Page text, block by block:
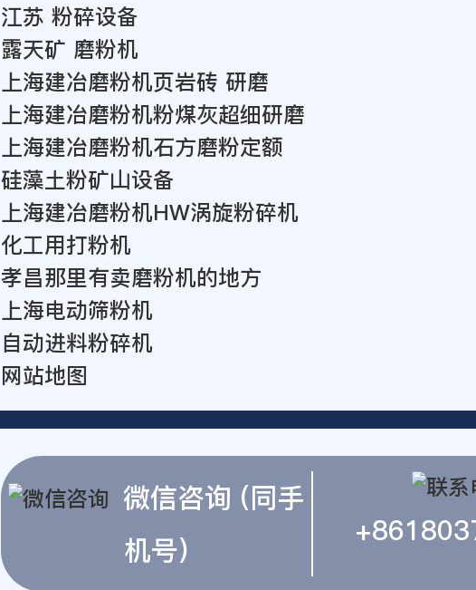
江苏 粉碎设备
露天矿 磨粉机
上海建冶磨粉机页岩砖 研磨
上海建冶磨粉机粉煤灰超细研磨
上海建冶磨粉机石方磨粉定额
硅藻土粉矿山设备
上海建冶磨粉机HW涡旋粉碎机
化工用打粉机
孝昌那里有卖磨粉机的地方
上海电动筛粉机
自动进料粉碎机
网站地图
微信咨询 (同手
机号)